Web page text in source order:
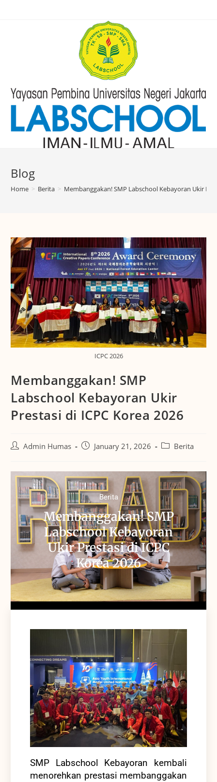
Blog
Home > Berita > Membanggakan! SMP Labschool Kebayoran Ukir
ICPC 2026
Membanggakan! SMP
Labschool Kebayoran Ukir
Prestasi di ICPC Korea 2026
Admin Humas January 21, 2026 Berita
Berita
Membanggakan! SMP
Labschool Kebayoran
Ukir Prestasi di ICPC
Korea 2026
SMP Labschool Kebayoran kembali
menorehkan prestasi membanggakan